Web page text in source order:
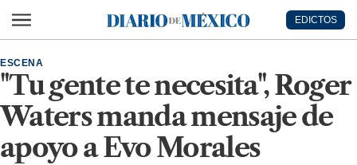
Diario de México
EDICTOS
"Tu gente te necesita", Roger
Waters manda mensaje de
apoyo a Evo Morales
ESCENA